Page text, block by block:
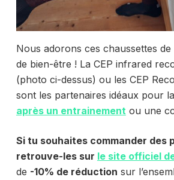
Nous adorons ces chaussettes
de bien-être ! La CEP infrared
(photo ci-dessus) ou les CEP
sont les partenaires idéaux pour la
après un entrainement ou une
Si tu souhaites commander des
retrouve-les sur le site officiel
de -10% de réduction sur